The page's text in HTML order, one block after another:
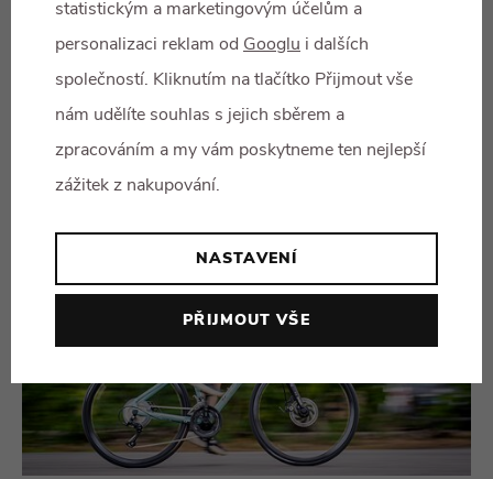
statistickým a marketingovým účelům a
personalizaci reklam od Googlu i dalších
společností. Kliknutím na tlačítko Přijmout vše
nám udělíte souhlas s jejich sběrem a
zpracováním a my vám poskytneme ten nejlepší
zážitek z nakupování.
NASTAVENÍ
PŘIJMOUT VŠE